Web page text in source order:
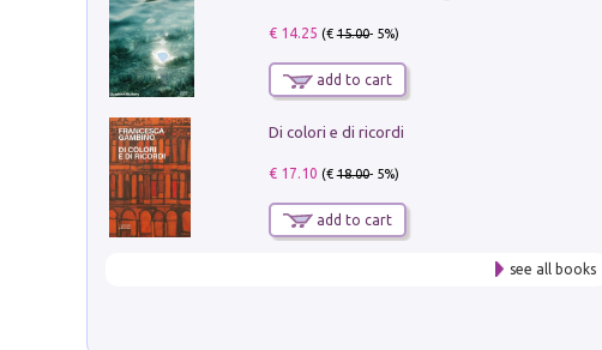
€ 14.25 (€15.00- 5%)
add to cart
Di colori e di ricordi
€ 17.10 (€18.00- 5%)
add to cart
see all books